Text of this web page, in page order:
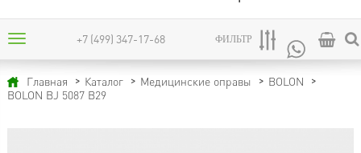
+7 (499) 347-17-68 ФИЛЬТР
Главная Каталог Медицинские оправы
BOLON
BOLON BJ 5087 B29